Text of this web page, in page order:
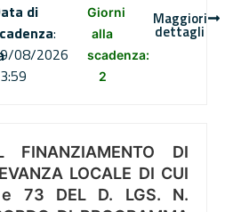
di
:
08/2026
Giorni
alla
scadenza:
2
Maggiori
dettagli
DI
LOCALE DI CUI
73 DEL D. LGS. N.